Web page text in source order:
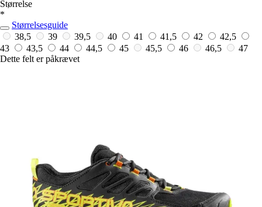
Størrelse
*
Størrelsesguide
38,5
39 39,5 40 41 41,5 42
42,5
43
43,5 44 44,5 45 45,5 46 46,5
47
Dette felt er påkrævet